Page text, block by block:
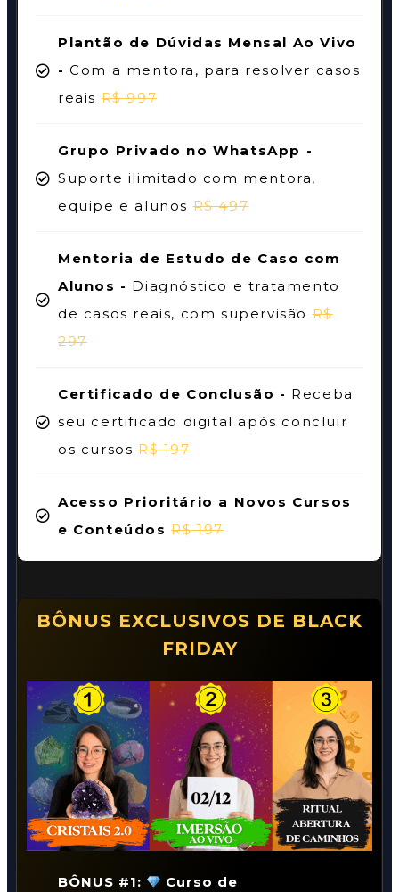
Plantão de Dúvidas Mensal Ao Vivo
-Com a mentora, para resolver casos
reaisR$ 997
Grupo Privado no WhatsApp -
Suporte ilimitado com mentora,
equipe e alunosR$ 497
Mentoria de Estudo de Caso com
Alunos - Diagnóstico e tratamento
de casos reais, com supervisãoR$
297
Certificado de Conclusão - Receba
seu certificado digital após concluir
os cursos R$ 197
Acesso Prioritário a Novos Cursos
e ConteúdosR$ 197
BÔNUS EXCLUSIVOS DE BLACK
FRIDAY
BÔNUS #1: Curso de